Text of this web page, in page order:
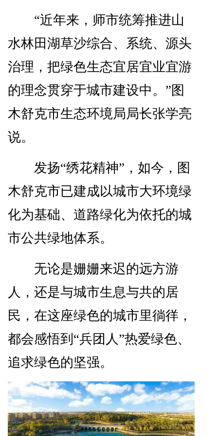
“近年来，师市统筹推进山
水林田湖草沙综合、系统、源头
治理，把绿色生态宜居宜业宜游
的理念贯穿于城市建设中。”图
木舒克市生态环境局局长张学亮
说。
发扬“绣花精神”，如今，图
木舒克市已建成以城市大环境绿
化为基础、道路绿化为依托的城
市公共绿地体系。
无论是姗姗来迟的远方游
人，还是与城市生息与共的居
民，在这座绿色的城市里徜徉，
都会感悟到“兵团人”热爱绿色、
追求绿色的坚强。